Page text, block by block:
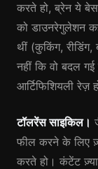
करते हो, ब्रेन ये
को डाउनरेगुलेशन
थीं (कुकिंग,
नहीं कि वो बदल गई
आर्टिफिशियली रेज़
टॉलरेंस साइकिल।
फील करने के लिए
करते हो। कंटेंट